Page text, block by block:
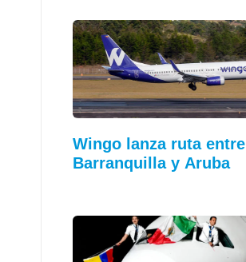
Wingo lanza ruta entre
Barranquilla y Aruba